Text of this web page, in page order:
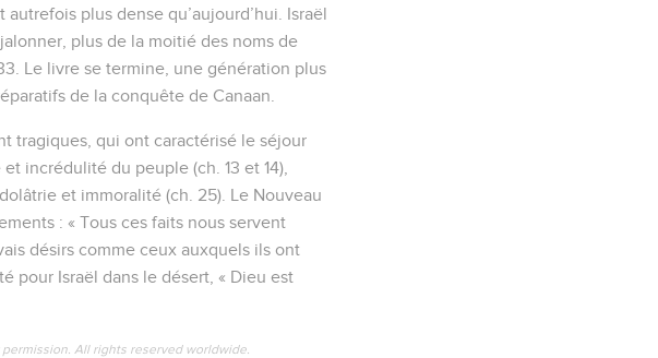
plus dense qu’aujourd’hui. Israël
plus de la moitié des noms de
Le livre se termine, une génération plus
de la conquête de Canaan.
tragiques, qui ont caractérisé le séjour
incrédulité du peuple (ch. 13 et 14),
et immoralité (ch. 25). Le Nouveau
: « Tous ces faits nous servent
désirs comme ceux auxquels ils ont
pour Israël dans le désert, « Dieu est
permission. All rights reserved worldwide.